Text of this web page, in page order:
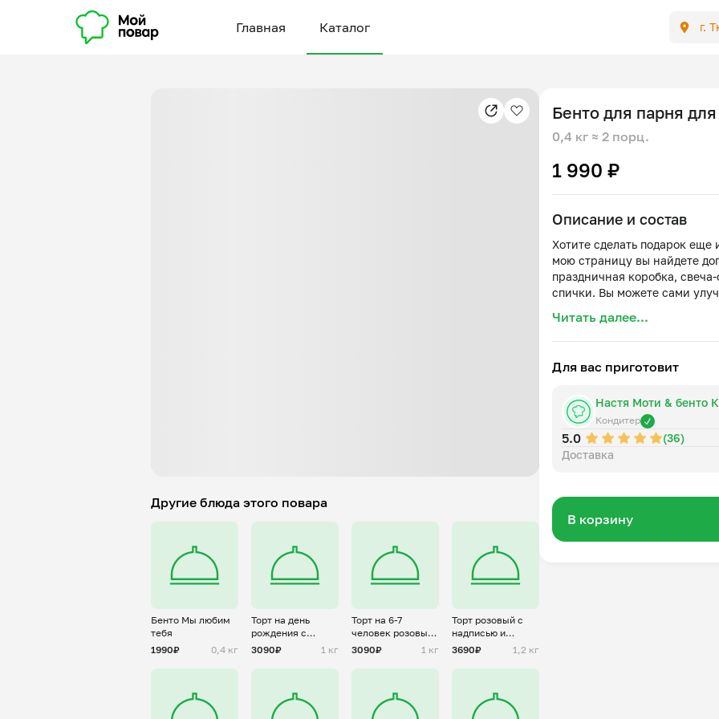
Главная Каталог г.
Другие блюда этого повара
Бенто Мы любим
тебя
1990₽
0,4 кг
Торт на день
рождения с
золотой надписью
3090₽ 1 кг
Торт на 6-7
человек розовый
от Хагрида
3090₽ 1 кг
Торт розовый с
надписью и
бантиками на 6-7
3690₽ 1,2 кг
Бенто для парня
0,4 кг ≈ 2 порц.
1 990 ₽
Описание и состав
Хотите сделать подарок
мою страницу вы найдете
праздничная коробка,
спички. Вы можете сами
1. Клубника-ваниль: яйца,
масло, ванильная паста,
2. Молочный ломтик: какао-
шоколад, сливочное масло,
3. Морковный: мука, сахар,
морковь, сода, соль,
апельсина, сок апельсина,
Читать далее...
Для вас приготовит
Настя Моти & бенто
Кондитер
5.0 (36)
Доставка
В корзину